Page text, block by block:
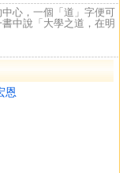
心，一個「道」字便可
中說「大學之道，在明
恩